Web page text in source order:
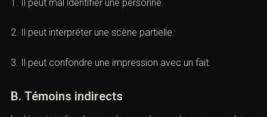
Le stress.
2. Il peut interpréter une scène partielle.
recherchez un avocat spécialisé en droit pénal ? Laissez-
coordonnées et nous vous contacterons.